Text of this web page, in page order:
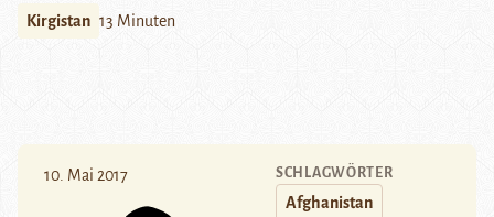
Kirgistan 13 Minuten
10. Mai 2017 SCHLAGWÖRTER
Afghanistan